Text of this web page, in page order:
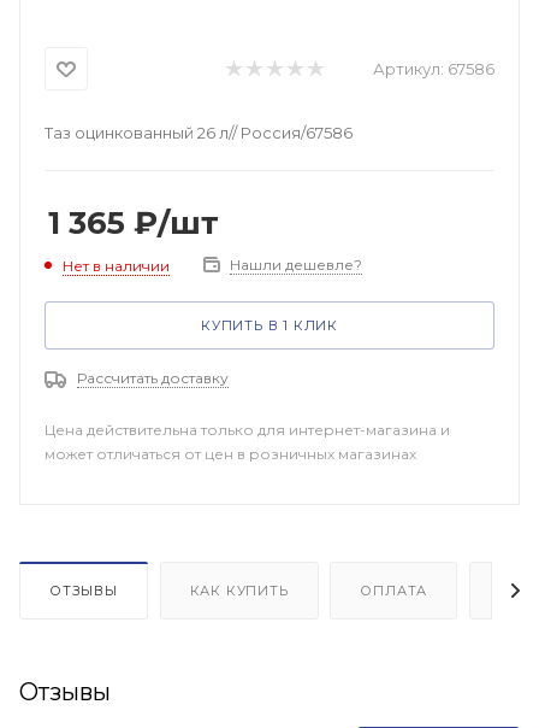
Артикул: 67586
Таз оцинкованный 26 л// Россия/67586
1 365 ₽/шт
Нет в наличии Нашли дешевле?
КУПИТЬ В 1 КЛИК
Рассчитать доставку
Цена действительна только для интернет-магазина и
может отличаться от цен в розничных магазинах
ОТЗЫВЫ КАК КУПИТЬ ОПЛАТА
Отзывы